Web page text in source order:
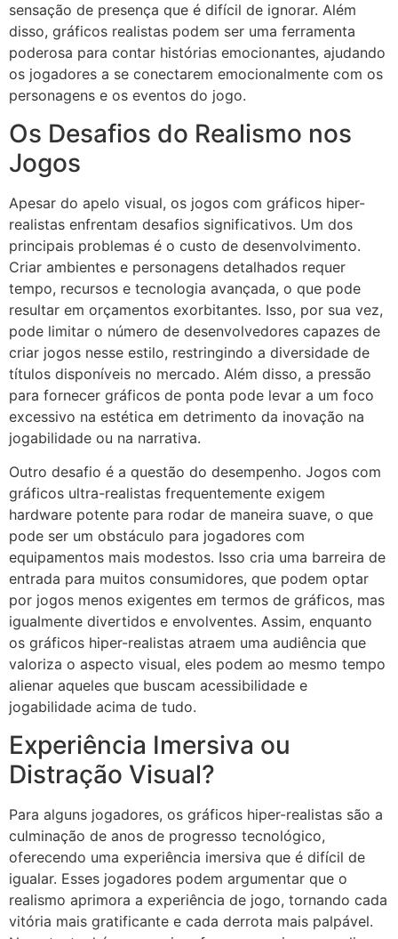
sensação de presença que é difícil de ignorar. Além
disso, gráficos realistas podem ser uma ferramenta
poderosa para contar histórias emocionantes, ajudando
os jogadores a se conectarem emocionalmente com os
personagens e os eventos do jogo.
Os Desafios do Realismo nos
Jogos
Apesar do apelo visual, os jogos com gráficos hiper-
realistas enfrentam desafios significativos. Um dos
principais problemas é o custo de desenvolvimento.
Criar ambientes e personagens detalhados requer
tempo, recursos e tecnologia avançada, o que pode
resultar em orçamentos exorbitantes. Isso, por sua vez,
pode limitar o número de desenvolvedores capazes de
criar jogos nesse estilo, restringindo a diversidade de
títulos disponíveis no mercado. Além disso, a pressão
para fornecer gráficos de ponta pode levar a um foco
excessivo na estética em detrimento da inovação na
jogabilidade ou na narrativa.
Outro desafio é a questão do desempenho. Jogos com
gráficos ultra-realistas frequentemente exigem
hardware potente para rodar de maneira suave, o que
pode ser um obstáculo para jogadores com
equipamentos mais modestos. Isso cria uma barreira de
entrada para muitos consumidores, que podem optar
por jogos menos exigentes em termos de gráficos, mas
igualmente divertidos e envolventes. Assim, enquanto
os gráficos hiper-realistas atraem uma audiência que
valoriza o aspecto visual, eles podem ao mesmo tempo
alienar aqueles que buscam acessibilidade e
jogabilidade acima de tudo.
Experiência Imersiva ou
Distração Visual?
Para alguns jogadores, os gráficos hiper-realistas são a
culminação de anos de progresso tecnológico,
oferecendo uma experiência imersiva que é difícil de
igualar. Esses jogadores podem argumentar que o
realismo aprimora a experiência de jogo, tornando cada
vitória mais gratificante e cada derrota mais palpável.